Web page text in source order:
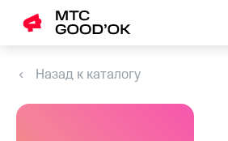
Назад к каталогу